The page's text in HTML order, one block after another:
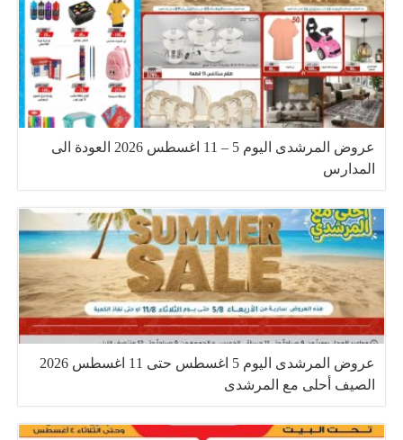
عروض المرشدى اليوم 5 – 11 اغسطس 2026 العودة الى
المدارس
عروض المرشدى اليوم 5 اغسطس حتى 11 اغسطس 2026
الصيف أحلى مع المرشدى